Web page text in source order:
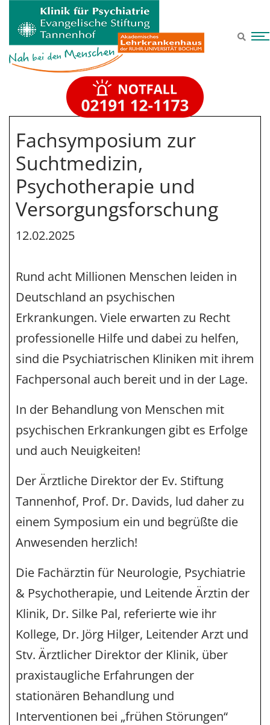
Zum Hauptinhalt springen
Fachsymposium zur
Suchtmedizin,
Psychotherapie und
Versorgungsforschung
12.02.2025
Rund acht Millionen Menschen leiden in
Deutschland an psychischen
Erkrankungen. Viele erwarten zu Recht
professionelle Hilfe und dabei zu helfen,
sind die Psychiatrischen Kliniken mit ihrem
Fachpersonal auch bereit und in der Lage.
In der Behandlung von Menschen mit
psychischen Erkrankungen gibt es Erfolge
und auch Neuigkeiten!
Der Ärztliche Direktor der Ev. Stiftung
Tannenhof, Prof. Dr. Davids, lud daher zu
einem Symposium ein und begrüßte die
Anwesenden herzlich!
Die Fachärztin für Neurologie, Psychiatrie
& Psychotherapie, und Leitende Ärztin der
Klinik, Dr. Silke Pal, referierte wie ihr
Kollege, Dr. Jörg Hilger, Leitender Arzt und
Stv. Ärztlicher Direktor der Klinik, über
praxistaugliche Erfahrungen der
stationären Behandlung und
Interventionen bei „frühen Störungen“